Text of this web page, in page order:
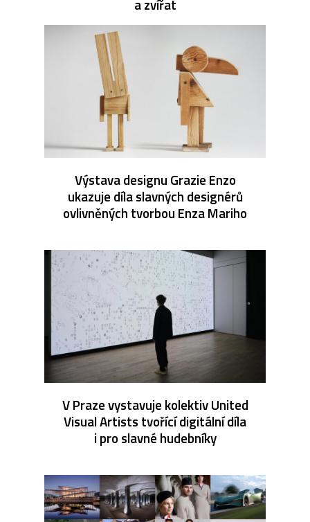
a zvířat
Výstava designu Grazie Enzo
ukazuje díla slavných designérů
ovlivněných tvorbou Enza Mariho
V Praze vystavuje kolektiv United
Visual Artists tvořící digitální díla
i pro slavné hudebníky